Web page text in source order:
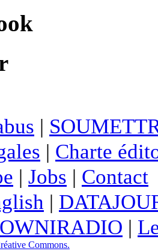
|
| Charte
| Jobs | Contact
|
OWNIRADIO |
Commons.